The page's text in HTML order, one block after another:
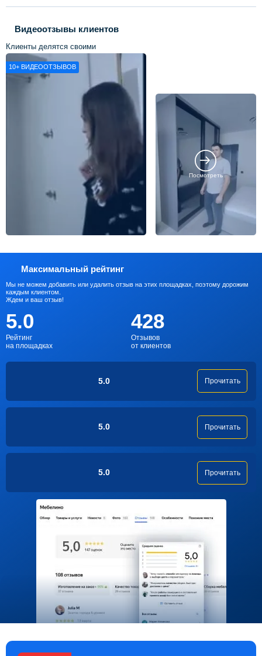
Видеоотзывы клиентов
Клиенты делятся своими
впечатлениями о нашей работе
10+ ВИДЕООТЗЫВОВ
Посмотреть
Максимальный рейтинг
Мы не можем добавить или удалить отзыв на этих площадках, поэтому дорожим
каждым клиентом.
Ждем и ваш отзыв!
5.0
Рейтинг
на площадках
428
Отзывов
от клиентов
5.0 Прочитать
5.0 Прочитать
5.0 Прочитать